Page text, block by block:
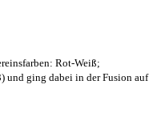
Rot-Weiß;
und ging dabei in der Fusion auf